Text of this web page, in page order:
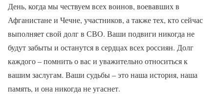
День, когда мы чествуем всех воинов, воевавших в
Афганистане и Чечне, участников, а также тех, кто сейчас
выполняет свой долг в СВО. Ваши подвиги никогда не
будут забыты и останутся в сердцах всех россиян. Долг
каждого – помнить о вас и уважительно относиться к
вашим заслугам. Ваши судьбы – это наша история, наша
память, и она никогда не угаснет.